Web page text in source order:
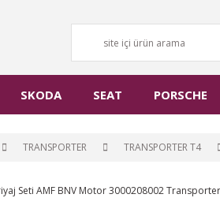
SKODA SEAT PORSCHE
TRANSPORTER TRANSPORTER T4